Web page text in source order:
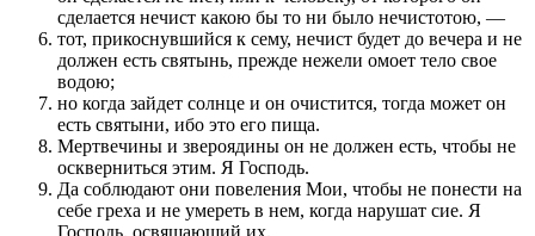
сделается нечист какою бы то ни было нечистотою, —
тот, прикоснувшийся к сему, нечист будет до вечера и не
должен есть святынь, прежде нежели омоет тело свое
водою;
но когда зайдет солнце и он очистится, тогда может он
есть святыни, ибо это его пища.
Мертвечины и звероядины он не должен есть, чтобы не
оскверниться этим. Я Господь.
Да соблюдают они повеления Мои, чтобы не понести на
себе греха и не умереть в нем, когда нарушат сие. Я
Господь, освящающий их.